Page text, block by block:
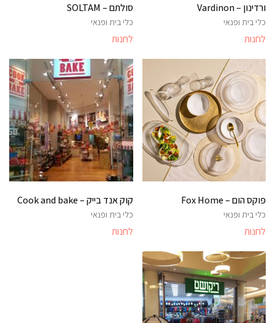
כלי בית ופנאי
ורדינון – Vardinon
לחנות
כלי בית ופנאי
סולתם – SOLTAM
לחנות
כלי בית ופנאי
פוקס הום – Fox Home
לחנות
כלי בית ופנאי
קוק אנד בייק – Cook and bake
לחנות